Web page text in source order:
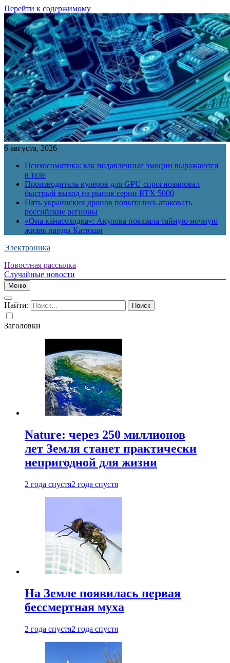
Перейти к содержимому
6 августа, 2026
Психосоматика: как подавленные эмоции выражаются
в теле
Производитель кулеров для GPU спрогнозировал
быстрый выход на рынок серии RTX 5000
Пять украинских дронов попытались атаковать
российские регионы
«Она канатоходка»: Акулова показала тайную ночную
жизнь панды Катюши
Электроника
Новостная рассылка
Случайные новости
Меню
Найти:
Заголовки
Nature: через 250 миллионов
лет Земля станет практически
непригодной для жизни
2 года спустя2 года спустя
На Земле появилась первая
бессмертная муха
2 года спустя2 года спустя